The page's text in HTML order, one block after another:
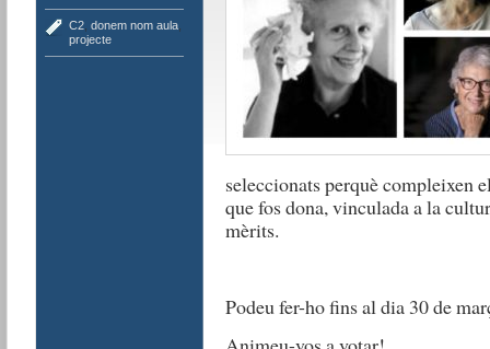
C2, donem nom aula,
projecte
seleccionats perquè compleixen
que fos dona, vinculada a la
mèrits.
Podeu fer-ho fins al dia 30 de